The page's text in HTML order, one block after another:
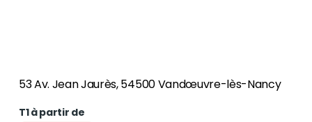
53 Av. Jean Jaurès, 54500 Vandœuvre-lès-Nancy
T1 à partir de